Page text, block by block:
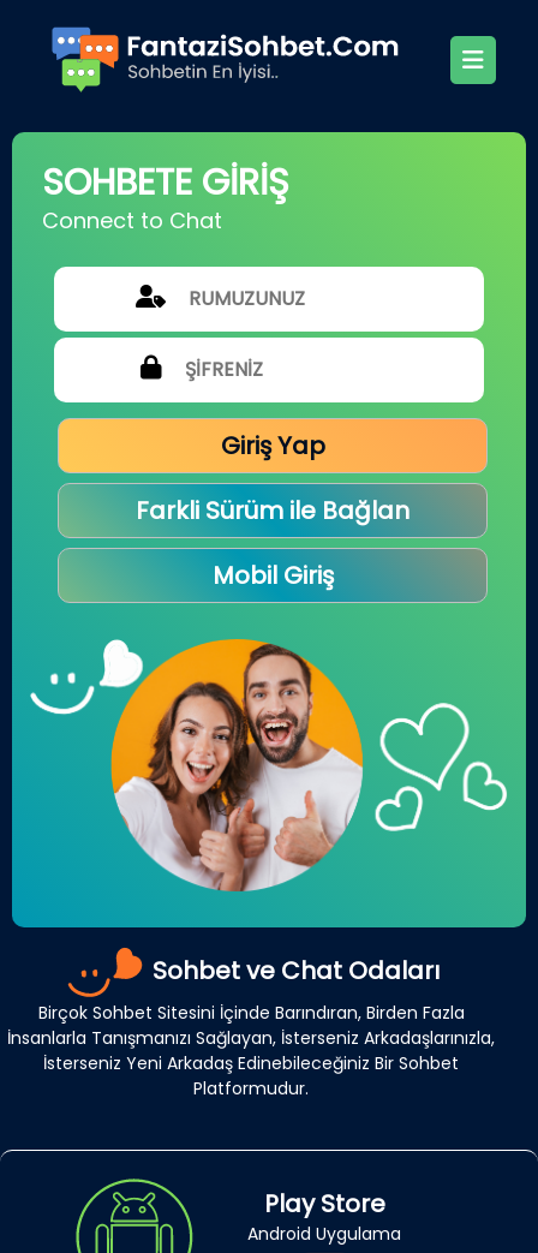
SOHBETE GİRİŞ
Connect to Chat
Giriş Yap
Farkli Sürüm ile Bağlan
Mobil Giriş
Sohbet ve Chat Odaları
Birçok Sohbet Sitesini İçinde Barındıran, Birden Fazla
İnsanlarla Tanışmanızı Sağlayan, İsterseniz Arkadaşlarınızla,
İsterseniz Yeni Arkadaş Edinebileceğiniz Bir Sohbet
Platformudur.
Play Store
Android Uygulama